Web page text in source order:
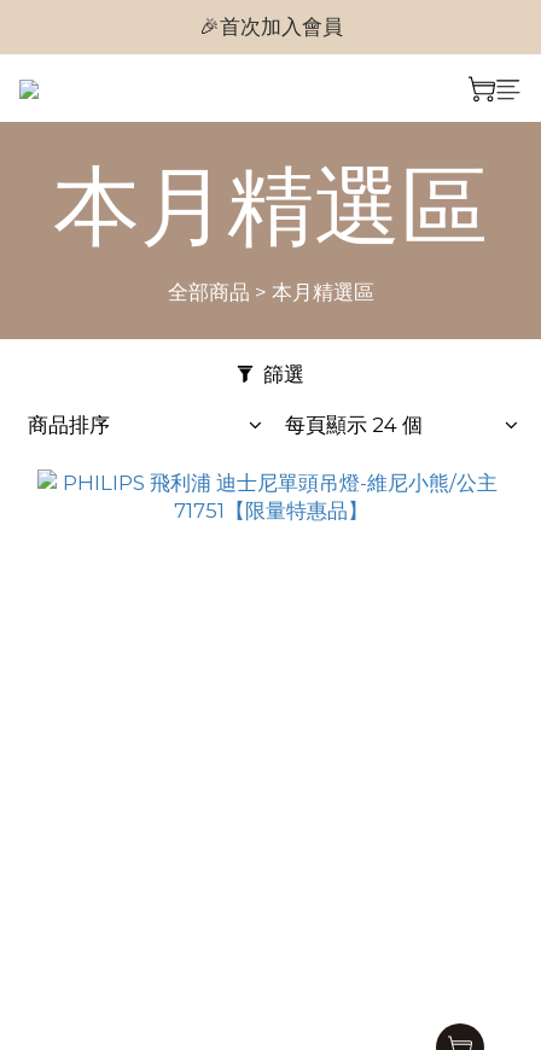
🎉首次加入會員
🎉首次加入會員
本月精選區
全部商品 > 本月精選區
篩選
商品排序 每頁顯示 24 個